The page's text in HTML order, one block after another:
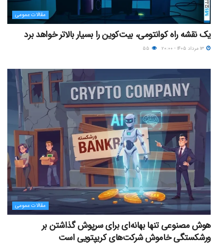
مقالات عمومی
یک نقشه راه کوانتومی، بیت‌کوین را بسیار بالاتر خواهد برد
مقالات عمومی
هوش مصنوعی تنها بهانه‌ای برای سرپوش گذاشتن بر
ورشکستگی خاموش شرکت‌های کریپتویی است